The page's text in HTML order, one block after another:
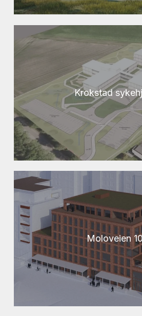
Krokstad
Moloveien